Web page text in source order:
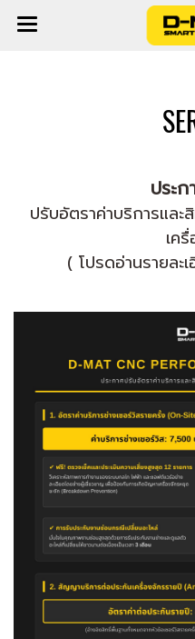
ประ
ปรับอัตราค่าบริการและ
เค
( โปรดอ่านรายละ